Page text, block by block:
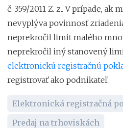
č. 359/2011 Z. z.. V prípade, ak
nevyplýva povinnosť
neprekročil limit malého
neprekročil iný stanovený
elektronickú registračnú
registrovať ako podnikateľ.
Elektronická registračná
Predaj na trhoviskách